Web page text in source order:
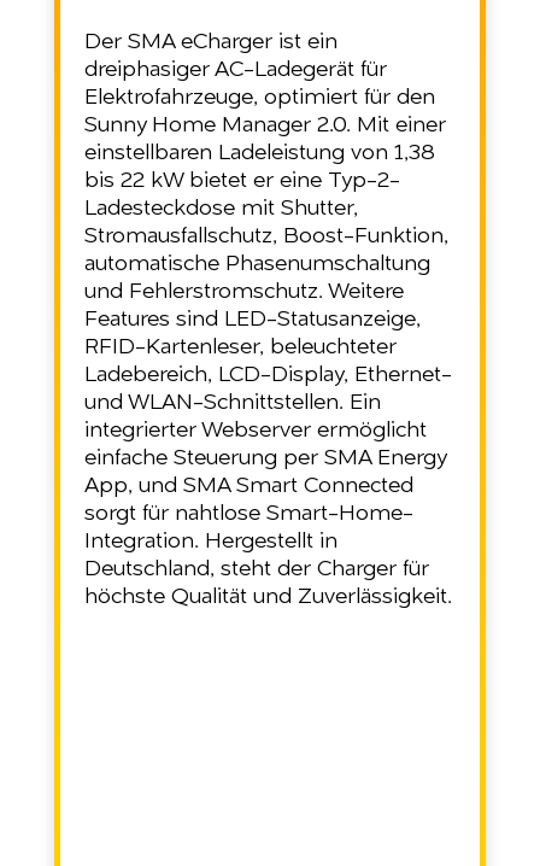
Der SMA eCharger ist ein
dreiphasiger AC-Ladegerät für
Elektrofahrzeuge, optimiert für den
Sunny Home Manager 2.0. Mit einer
einstellbaren Ladeleistung von 1,38
bis 22 kW bietet er eine Typ-2-
Ladesteckdose mit Shutter,
Stromausfallschutz, Boost-Funktion,
automatische Phasenumschaltung
und Fehlerstromschutz. Weitere
Features sind LED-Statusanzeige,
RFID-Kartenleser, beleuchteter
Ladebereich, LCD-Display, Ethernet-
und WLAN-Schnittstellen. Ein
integrierter Webserver ermöglicht
einfache Steuerung per SMA Energy
App, und SMA Smart Connected
sorgt für nahtlose Smart-Home-
Integration. Hergestellt in
Deutschland, steht der Charger für
höchste Qualität und Zuverlässigkeit.